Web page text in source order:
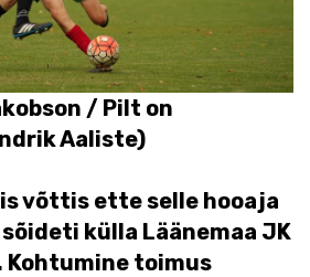
/ Pilt on
Aaliste)
võttis ette selle hooaja
külla Läänemaa JK
Kohtumine toimus